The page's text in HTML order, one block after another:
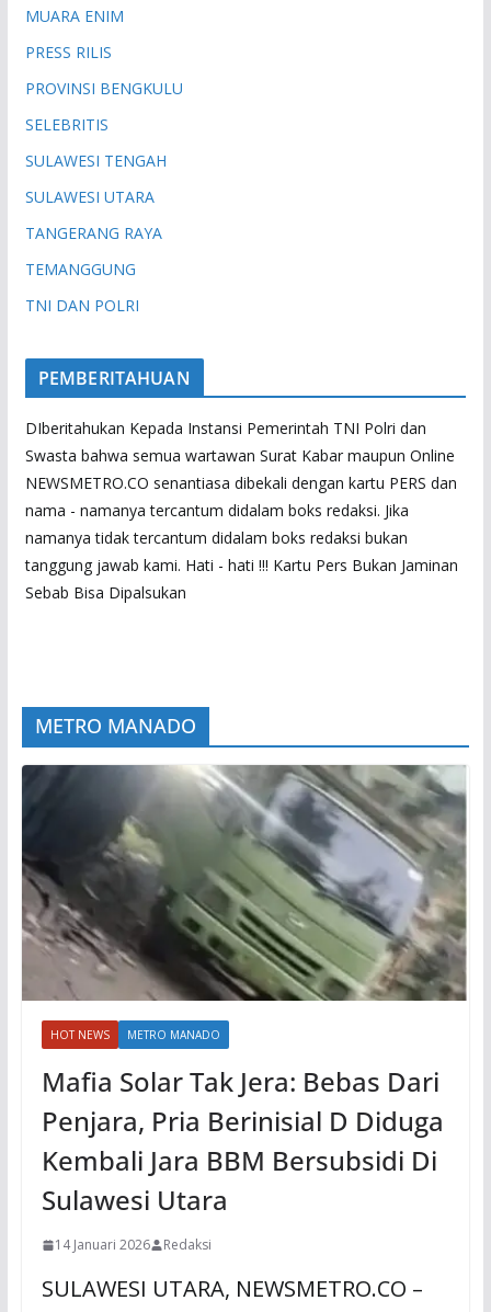
MUARA ENIM
PRESS RILIS
PROVINSI BENGKULU
SELEBRITIS
SULAWESI TENGAH
SULAWESI UTARA
TANGERANG RAYA
TEMANGGUNG
TNI DAN POLRI
PEMBERITAHUAN
DIberitahukan Kepada Instansi Pemerintah TNI Polri dan
Swasta bahwa semua wartawan Surat Kabar maupun Online
NEWSMETRO.CO senantiasa dibekali dengan kartu PERS dan
nama - namanya tercantum didalam boks redaksi. Jika
namanya tidak tercantum didalam boks redaksi bukan
tanggung jawab kami. Hati - hati !!! Kartu Pers Bukan Jaminan
Sebab Bisa Dipalsukan
METRO MANADO
HOT NEWS METRO MANADO
Mafia Solar Tak Jera: Bebas Dari
Penjara, Pria Berinisial D Diduga
Kembali Jara BBM Bersubsidi Di
Sulawesi Utara
14 Januari 2026 Redaksi
SULAWESI UTARA, NEWSMETRO.CO –